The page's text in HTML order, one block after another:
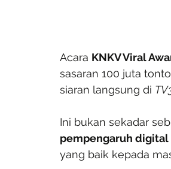
Acara KNKV Viral
sasaran 100 juta
siaran langsung di
Ini bukan sekadar
pempengaruh digital
yang baik kepada